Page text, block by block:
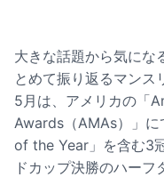
大きな話題から気にな
とめて振り返るマンス
5月は、アメリカの「
Awards（AMAs）」
of the Year」を含む3
ドカップ決勝のハー